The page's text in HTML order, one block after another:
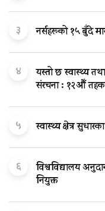
३ नर्सहरूको १५ बुँदे
४
यस्तो छ स्वास्थ्य
संरचना : १२औँ
५ स्वास्थ्य क्षेत्र
६
विश्वविद्यालय
नियुक्त